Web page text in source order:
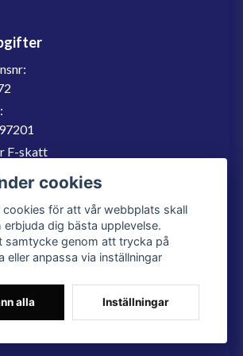
F-skatt
cookies
cookies för att vår webbplats skall
erbjuda dig bästa upplevelse.
samtycke genom att trycka på
eller anpassa via inställningar
alla Inställningar